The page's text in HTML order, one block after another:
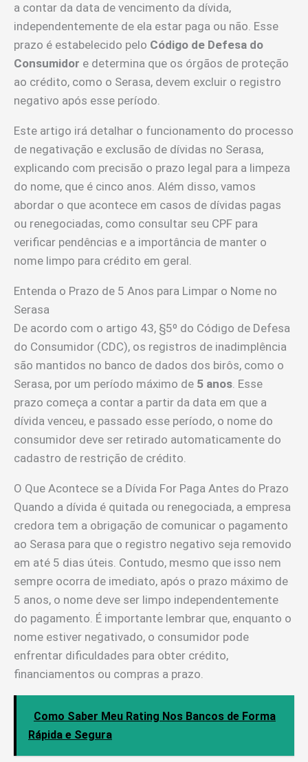
a contar da data de vencimento da dívida,
independentemente de ela estar paga ou não. Esse
prazo é estabelecido pelo Código de Defesa do
Consumidor e determina que os órgãos de proteção
ao crédito, como o Serasa, devem excluir o registro
negativo após esse período.
Este artigo irá detalhar o funcionamento do processo
de negativação e exclusão de dívidas no Serasa,
explicando com precisão o prazo legal para a limpeza
do nome, que é cinco anos. Além disso, vamos
abordar o que acontece em casos de dívidas pagas
ou renegociadas, como consultar seu CPF para
verificar pendências e a importância de manter o
nome limpo para crédito em geral.
Entenda o Prazo de 5 Anos para Limpar o Nome no
Serasa
De acordo com o artigo 43, §5º do Código de Defesa
do Consumidor (CDC), os registros de inadimplência
são mantidos no banco de dados dos birôs, como o
Serasa, por um período máximo de 5 anos. Esse
prazo começa a contar a partir da data em que a
dívida venceu, e passado esse período, o nome do
consumidor deve ser retirado automaticamente do
cadastro de restrição de crédito.
O Que Acontece se a Dívida For Paga Antes do Prazo
Quando a dívida é quitada ou renegociada, a empresa
credora tem a obrigação de comunicar o pagamento
ao Serasa para que o registro negativo seja removido
em até 5 dias úteis. Contudo, mesmo que isso nem
sempre ocorra de imediato, após o prazo máximo de
5 anos, o nome deve ser limpo independentemente
do pagamento. É importante lembrar que, enquanto o
nome estiver negativado, o consumidor pode
enfrentar dificuldades para obter crédito,
financiamentos ou compras a prazo.
Como Saber Meu Rating Nos Bancos de Forma
Rápida e Segura